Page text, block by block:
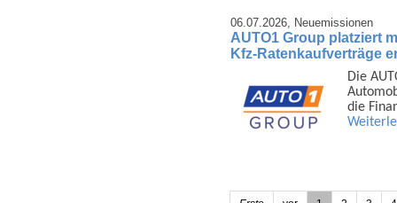
06.07.2026, Neuemissionen
AUTO1 Group platziert
Kfz-Ratenkaufverträge
Die
die